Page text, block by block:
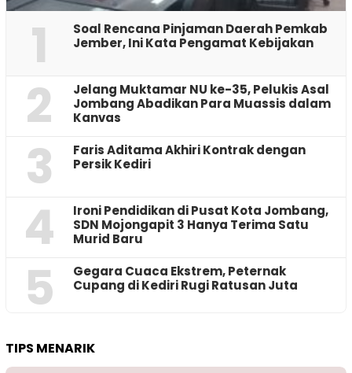
1
‎Soal Rencana Pinjaman Daerah Pemkab
Jember, Ini Kata Pengamat Kebijakan ‎
2
Jelang Muktamar NU ke-35, Pelukis Asal
Jombang Abadikan Para Muassis dalam
Kanvas
3
Faris Aditama Akhiri Kontrak dengan
Persik Kediri
4
Ironi Pendidikan di Pusat Kota Jombang,
SDN Mojongapit 3 Hanya Terima Satu
Murid Baru
5
‎Gegara Cuaca Ekstrem, Peternak
Cupang di Kediri Rugi Ratusan Juta
TIPS MENARIK